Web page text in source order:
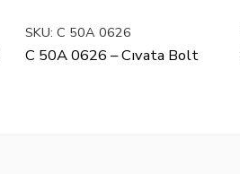
SKU: C 50A 0626
C 50A 0626 – Cıvata Bolt